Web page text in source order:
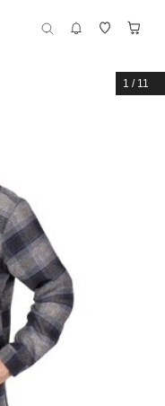
1 / 11